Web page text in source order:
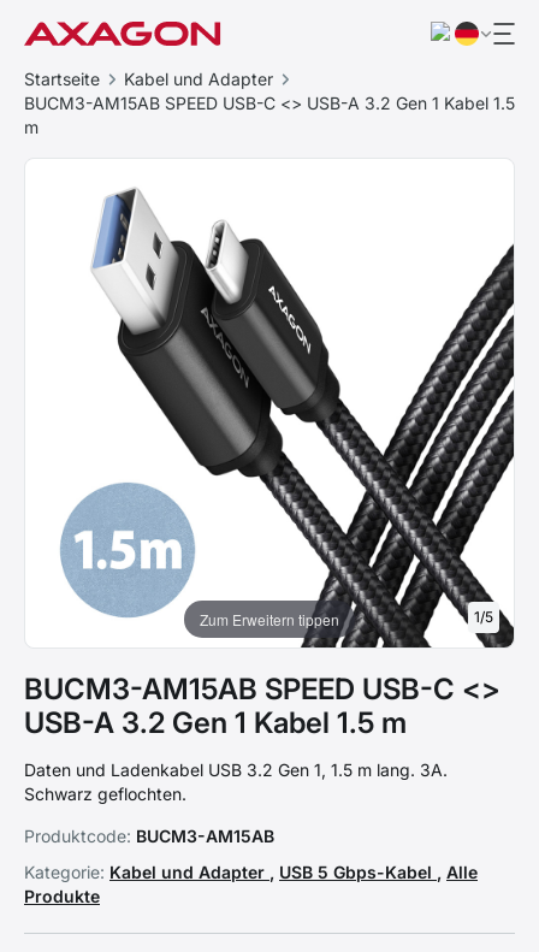
Startseite
Kabel und Adapter
BUCM3-AM15AB SPEED USB-C <> USB-A 3.2 Gen 1 Kabel 1.5
m
Zum Erweitern tippen 1/5
BUCM3-AM15AB SPEED USB-C <>
USB-A 3.2 Gen 1 Kabel 1.5 m
Daten und Ladenkabel USB 3.2 Gen 1, 1.5 m lang. 3A.
Schwarz geflochten.
Produktcode: BUCM3-AM15AB
Kategorie: Kabel und Adapter , USB 5 Gbps-Kabel , Alle
Produkte